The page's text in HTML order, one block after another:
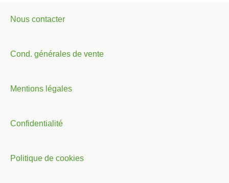
Nous contacter
Cond. générales de vente
Mentions légales
Confidentialité
Politique de cookies